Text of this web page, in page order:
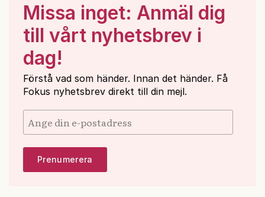
Missa inget: Anmäl dig
till vårt nyhetsbrev i
dag!
Förstå vad som händer. Innan det händer. Få
Fokus nyhetsbrev direkt till din mejl.